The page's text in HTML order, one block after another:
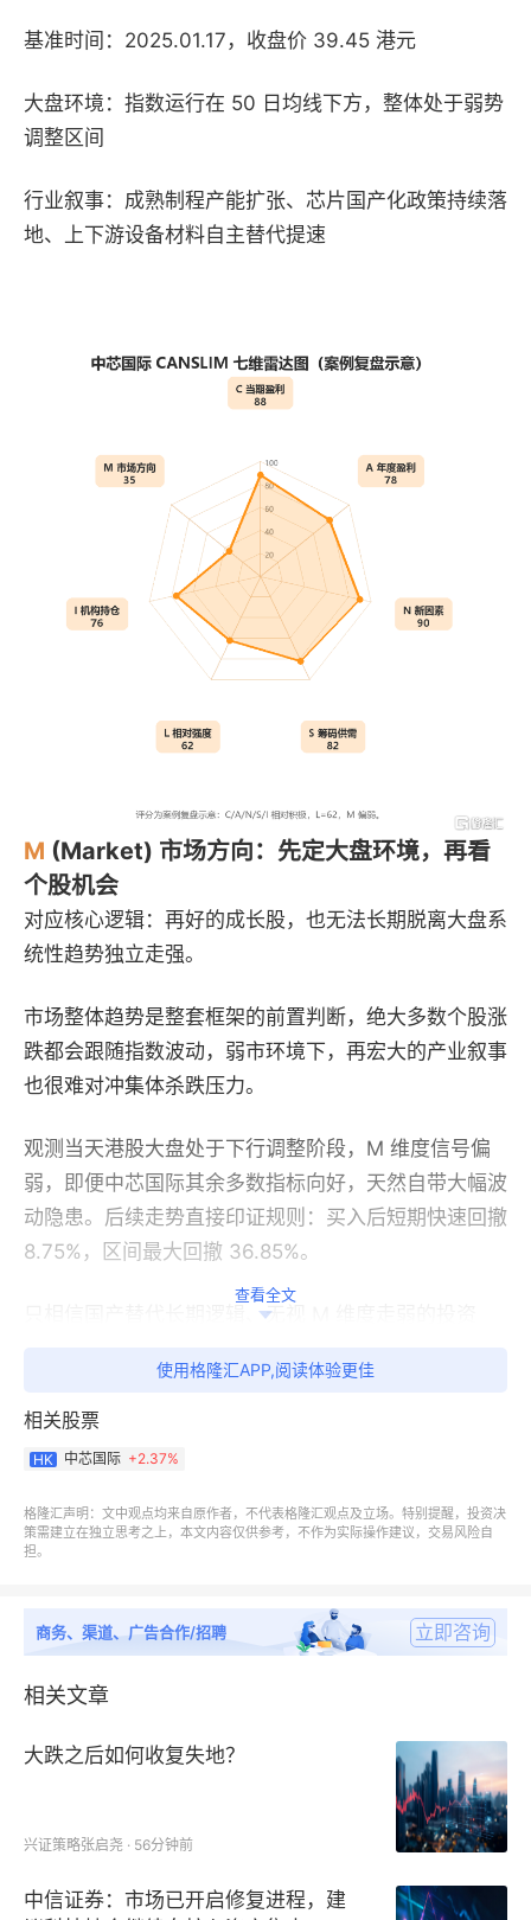
基准时间：2025.01.17，收盘价 39.45 港元
大盘环境：指数运行在 50 日均线下方，整体处于弱势
调整区间
行业叙事：成熟制程产能扩张、芯片国产化政策持续落
地、上下游设备材料自主替代提速
M (Market) 市场方向：先定大盘环境，再看
个股机会
对应核心逻辑：再好的成长股，也无法长期脱离大盘系
统性趋势独立走强。
市场整体趋势是整套框架的前置判断，绝大多数个股涨
跌都会跟随指数波动，弱市环境下，再宏大的产业叙事
也很难对冲集体杀跌压力。
观测当天港股大盘处于下行调整阶段，M 维度信号偏
弱，即便中芯国际其余多数指标向好，天然自带大幅波
动隐患。后续走势直接印证规则：买入后短期快速回撤
8.75%，区间最大回撤 36.85%。
只相信国产替代长期逻辑、无视 M 维度走弱的投资
市场方向，是降低账户回撤的第一道防线。
行业板块定位：景气赛道只是选股池，不能当作买入理
国产半导体属于长期高景气板块，行业整体向上会孕育
很多投资者存在致命误区：赛道空间广阔 = 个股必然
景气只是背景条件，必须搭配 C/A 盈利、N 催化、S
量能、L 相对强度、I 机构持仓多重信号交叉验证。中
芯身处优质赛道，板块内排名却十分靠后，足以说明：
行业红利仅能缩小选股范围，无法单独支撑买入决策。
事落地的唯一硬凭证
查看全文
使用格隆汇APP,阅读体验更佳
相关股票
HK 中芯国际 +2.37%
格隆汇声明：文中观点均来自原作者，不代表格隆汇观点及立场。特别提醒，投资决
策需建立在独立思考之上，本文内容仅供参考，不作为实际操作建议，交易风险自
担。
商务、渠道、广告合作/招聘 立即咨询
相关文章
大跌之后如何收复失地？
兴证策略张启尧 · 56分钟前
中信证券：市场已开启修复进程，建